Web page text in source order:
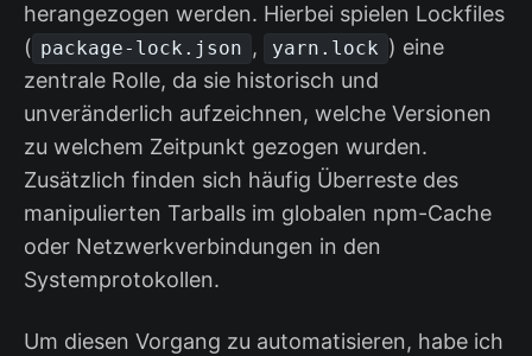
herangezogen werden. Hierbei spielen Lockfiles
( package-lock.json , yarn.lock ) eine
zentrale Rolle, da sie historisch und
unveränderlich aufzeichnen, welche Versionen
zu welchem Zeitpunkt gezogen wurden.
Zusätzlich finden sich häufig Überreste des
manipulierten Tarballs im globalen npm-Cache
oder Netzwerkverbindungen in den
Systemprotokollen.
Um diesen Vorgang zu automatisieren, habe ich